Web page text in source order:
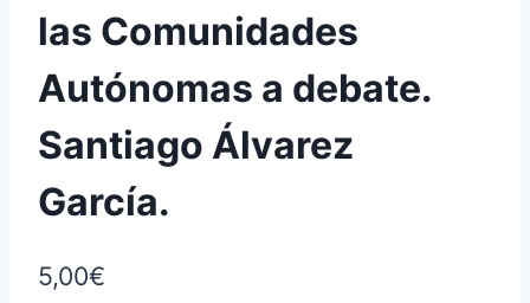
las Comunidades
Autónomas a debate.
Santiago Álvarez
García.
5,00€